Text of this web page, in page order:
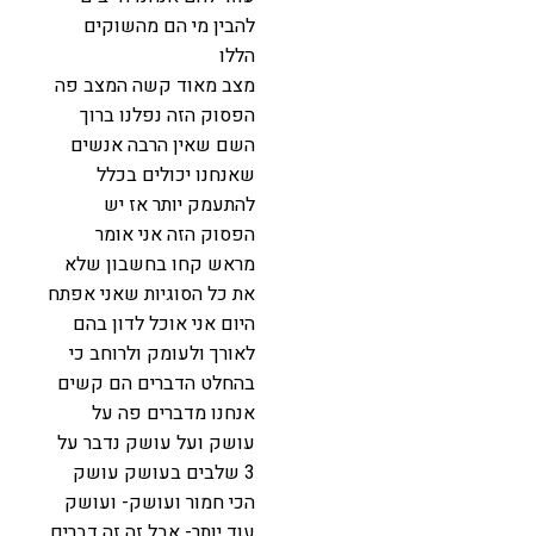
להבין מי הם מהשוקים
הללו
מצב מאוד קשה המצב פה
הפסוק הזה נפלנו ברוך
השם שאין הרבה אנשים
שאנחנו יכולים בכלל
להתעמק יותר אז יש
הפסוק הזה אני אומר
מראש קחו בחשבון שלא
את כל הסוגיות שאני אפתח
היום אני אוכל לדון בהם
לאורך ולעומק ולרוחב כי
בהחלט הדברים הם קשים
אנחנו מדברים פה על
עושק ועל עושק נדבר על
3 שלבים בעושק עושק
הכי חמור ועושק- ועושק